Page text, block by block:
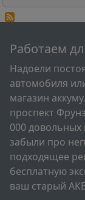
Работаем
Надоели
автомобиля
магазин
проспект
000 довольных
забыли про
подходящее
бесплатную
ваш старый